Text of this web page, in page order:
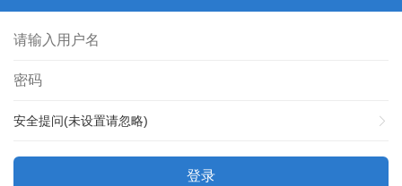
安全提问(未设置请忽略)
登录